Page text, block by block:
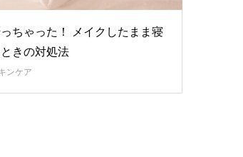
ちゃった！ メイクしたまま寝
きの対処法
ンケア